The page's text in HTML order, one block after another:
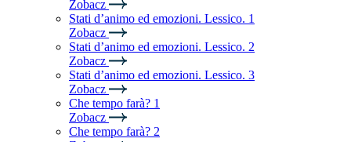
Zobacz
Stati d’animo ed emozioni. Lessico. 1
Zobacz
Stati d’animo ed emozioni. Lessico. 2
Zobacz
Stati d’animo ed emozioni. Lessico. 3
Zobacz
Che tempo farà? 1
Zobacz
Che tempo farà? 2